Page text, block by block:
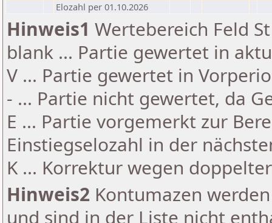
Elozahl per 01.10.2026
Hinweis1 Wertebereich Feld
blank ... Partie gewertet in
V ... Partie gewertet in
- ... Partie nicht gewertet, da
E ... Partie vorgemerkt zur
Einstiegselozahl in der
K ... Korrektur wegen
Hinweis2 Kontumazen
und sind in der Liste nicht